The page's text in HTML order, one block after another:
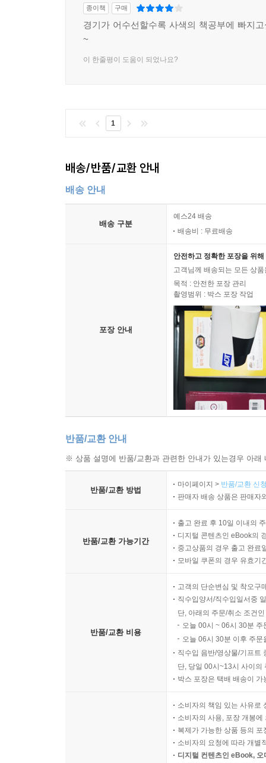
종이책 구매
경기가 어수선할수록 사색의 책공부에 빠지
~
이 한줄평이 도움이 되었나요?
1
배송/반품/교환 안내
배송 안내
배송 구분
예스24 배송
배송비 : 무료배송
포장 안내
안전하고 정확한 포장을 위
고객님께 배송되는 모든 상
목적 : 안전한 포장 관리
촬영범위 : 박스 포장 작업
반품/교환 안내
※ 상품 설명에 반품/교환과 관련한 안내가 있는경우 아
반품/교환 방법
마이페이지 > 반품/교환 신
판매자 배송 상품은 판매자
반품/교환 가능기간
출고 완료 후 10일 이내의
디지털 콘텐츠인 eBook의
중고상품의 경우 출고 완료
모바일 쿠폰의 경우 유효기
반품/교환 비용
고객의 단순변심 및 착오구
직수입양서/직수입일서중
단, 아래의 주문/취소 조건
오늘 00시 ~ 06시 30분
오늘 06시 30분 이후 주
직수입 음반/영상물/기프트
단, 당일 00시~13시 사이의
박스 포장은 택배 배송이
소비자의 책임 있는 사유로
소비자의 사용, 포장 개봉
복제가 가능한 상품 등의
소비자의 요청에 따라 개별
디지털 컨텐츠인 eBook,